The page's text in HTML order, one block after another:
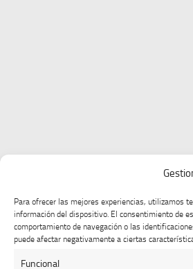
Para ofrecer las mejores experiencias, utilizamos
información del dispositivo. El consentimiento de
comportamiento de navegación o las
puede afectar negativamente a ciertas
Funcional